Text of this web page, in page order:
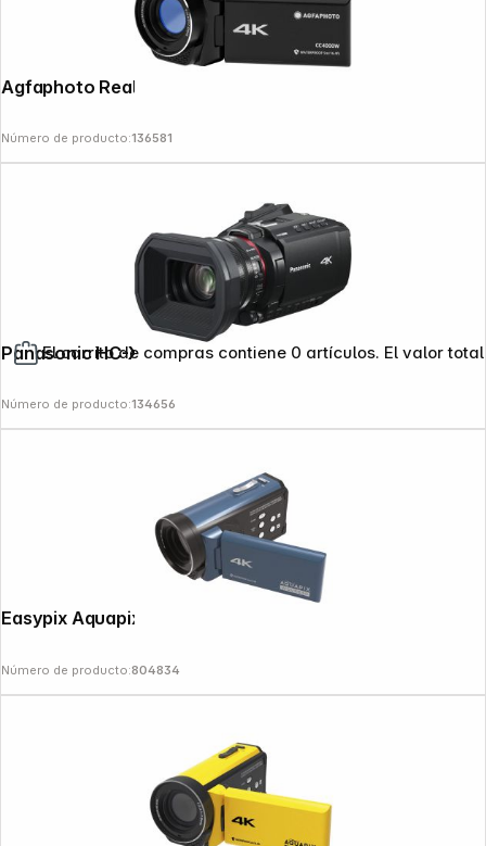
El carrito de compras contiene 0 artículos. El valor
Agfaphoto Realimove CC4000W
Número de producto:136581
Panasonic HC-X1200E negro
Número de producto:134656
Número de producto:804834
Copyright © 2000 - 2026 DIFOX. All rights reserved.